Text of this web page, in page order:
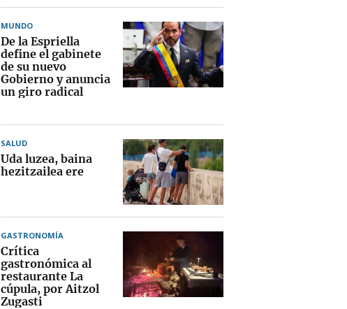
MUNDO
De la Espriella
define el gabinete
de su nuevo
Gobierno y anuncia
un giro radical
SALUD
Uda luzea, baina
hezitzailea ere
GASTRONOMÍA
Crítica
gastronómica al
restaurante La
cúpula, por Aitzol
Zugasti